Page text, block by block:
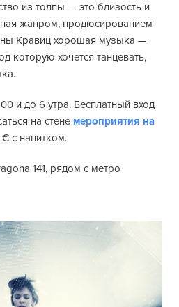
из толпы — это близость и
жанром, продюсированием
Кравиц хорошая музыка —
которую хочется танцевать,
и до 6 утра. Бесплатный вход
на стене мероприятия на
с напитком.
141, рядом с метро